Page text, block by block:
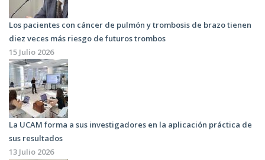
Los pacientes con cáncer de pulmón y trombosis de brazo tienen
diez veces más riesgo de futuros trombos
15 Julio 2026
La UCAM forma a sus investigadores en la aplicación práctica de
sus resultados
13 Julio 2026